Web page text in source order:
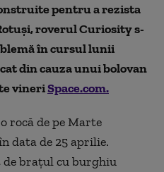
pentru a rezista
roverul Curiosity s-
în cursul lunii
din cauza unui bolovan
vineriSpace.com.
rocă de pe Marte
data de 25 aprilie.
de braţul cu burghiu